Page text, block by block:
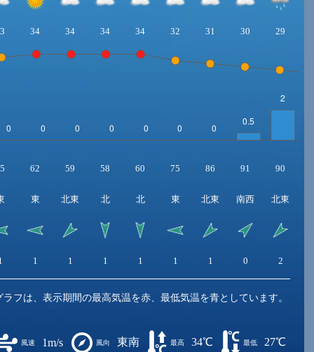
34 34 34 34 32 31 30 29
62 59 58 60 75 86 91 90
東 北東 北 北 東 北東 南西 北東
1 1 1 1 1 1 0 2
フは、表示期間の最高気温を赤、最低気温を青としています。
風速 1m/s 風向 東南 最高 34℃ 最低 27℃